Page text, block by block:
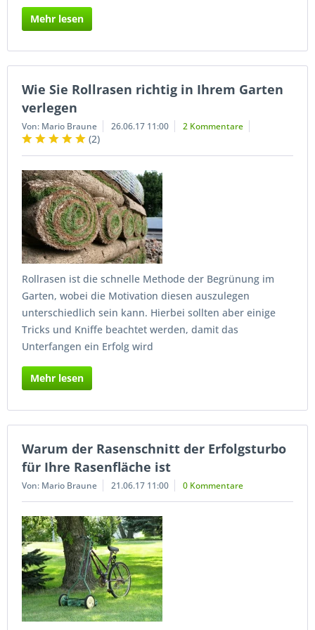
Mehr lesen
Wie Sie Rollrasen richtig in Ihrem Garten
verlegen
Von: Mario Braune 26.06.17 11:00 2 Kommentare
(2)
Rollrasen ist die schnelle Methode der Begrünung im
Garten, wobei die Motivation diesen auszulegen
unterschiedlich sein kann. Hierbei sollten aber einige
Tricks und Kniffe beachtet werden, damit das
Unterfangen ein Erfolg wird
Mehr lesen
Warum der Rasenschnitt der Erfolgsturbo
für Ihre Rasenfläche ist
Von: Mario Braune 21.06.17 11:00 0 Kommentare